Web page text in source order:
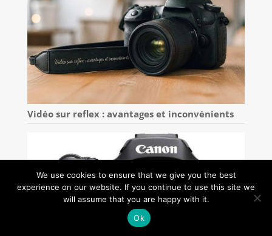
Vidéo sur reflex : avantages et inconvénients
We use cookies to ensure that we give you the best
experience on our website. If you continue to use this site we
will assume that you are happy with it.
Ok